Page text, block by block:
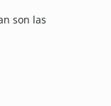
son las